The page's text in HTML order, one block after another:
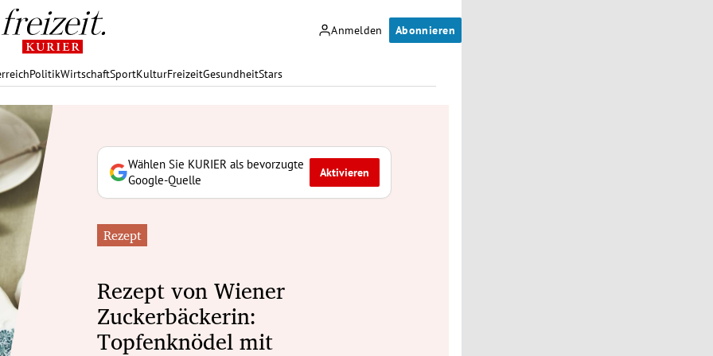
Anmelden Abonnieren
PolitikWirtschaftSportKulturFreizeitGesundheitStars
Wählen Sie KURIER als bevorzugte
Google-Quelle
Aktivieren
Rezept
Rezept von Wiener
Zuckerbäckerin:
Topfenknödel mit